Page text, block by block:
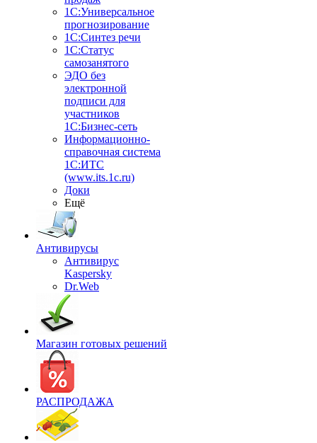
1С:Универсальное
прогнозирование
1С:Синтез речи
1С:Статус
самозанятого
ЭДО без
электронной
подписи для
участников
1С:Бизнес-сеть
Информационно-
справочная система
1С:ИТС
(www.its.1c.ru)
Доки
Ещё
Антивирусы
Антивирус
Kaspersky
Dr.Web
Магазин готовых решений
РАСПРОДАЖА